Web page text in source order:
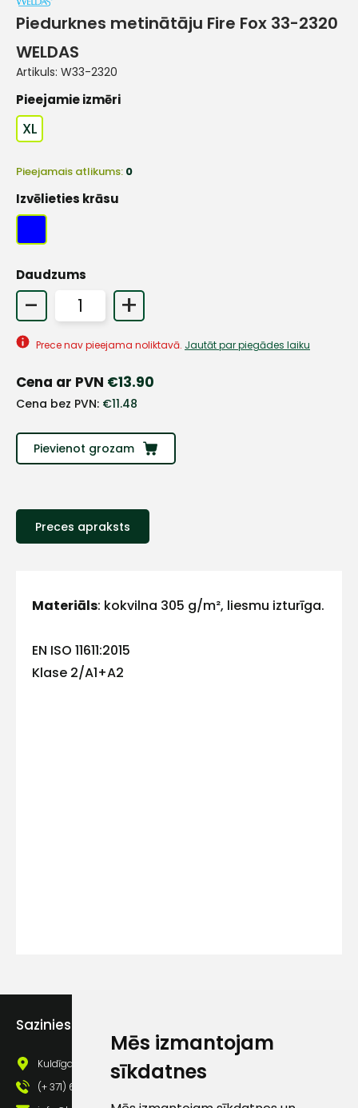
Mēs izmantojam
sīkdatnes
Piedurknes metinātāju Fire Fox 33-2320
WELDAS
Artikuls: W33-2320
Pieejamie izmēri
XL
Pieejamais atlikums: 0
Izvēlieties krāsu
Daudzums
- +
Prece nav pieejama noliktavā. Jautāt par piegādes laiku
Cena ar PVN €13.90
Cena bez PVN: €11.48
Pievienot grozam
Preces apraksts
Materiāls: kokvilna 305 g/m², liesmu izturīga.
EN ISO 11611:2015
Klase 2/A1+A2
Sazinies ar mums
Kuldīgas iela 69a, Saldus, Saldus nov., LV - 3801
(+ 371) 63 881 186
Vārds
lietošanas noteikumiem
+